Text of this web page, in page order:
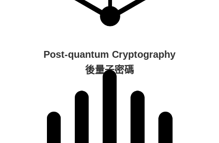
Post-quantum Cryptography
後量子密碼